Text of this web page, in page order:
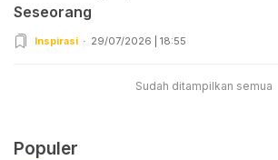
Seseorang
Inspirasi 29/07/2026 | 18:55
Sudah ditampilkan semua
Populer